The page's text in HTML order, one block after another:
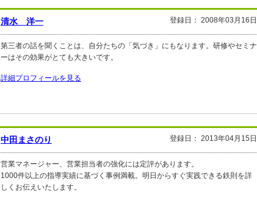
清水 洋一 登録日： 2008年03月16日
第三者の話を聞くことは、自分たちの「気づき」にもなります。研修やセミナ
ーはその効果がとても大きいです。
詳細プロフィールを見る
中田まさのり 登録日： 2013年04月15日
営業マネージャー、営業担当者の強化には定評があります。
1000件以上の指導実績に基づく事例満載。明日からすぐ実践できる鉄則を詳
しくお伝えいたします。